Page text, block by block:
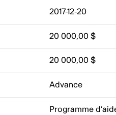
2017-12-20
20 000,00 $
20 000,00 $
Advance
Programme